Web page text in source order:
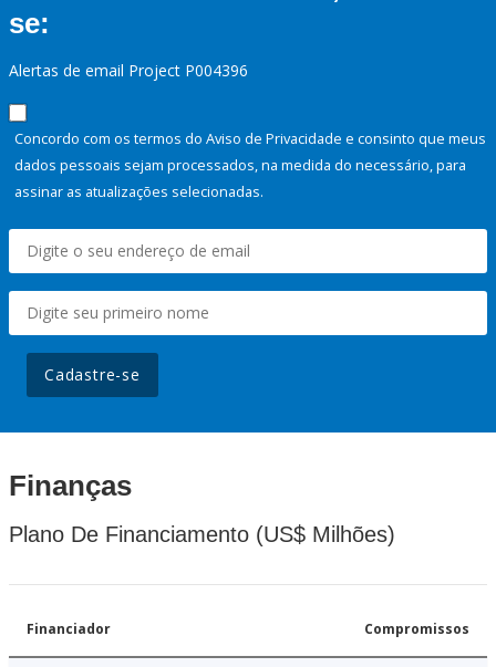
se:
Alertas de email Project P004396
Concordo com os termos do Aviso de Privacidade e consinto que meus
dados pessoais sejam processados, na medida do necessário, para
assinar as atualizações selecionadas.
Cadastre-se
Finanças
Plano De Financiamento (US$ Milhões)
Financiador Compromissos